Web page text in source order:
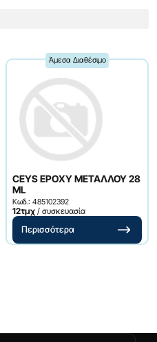
Άμεσα Διαθέσιμο
CEYS EPOXY ΜΕΤΑΛΛΟΥ 28
ML
Κωδ.: 485102392
12τμχ / συσκευασία
Περισσότερα